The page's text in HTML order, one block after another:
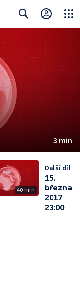
3 min
40 min
Další díl
15.
března
2017
23:00